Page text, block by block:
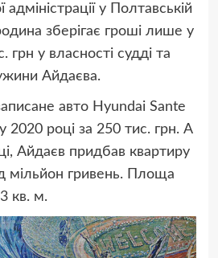
у Полтавській
зберігає гроші лише у
грн у власності судді та
Айдаєва.
авто Hyundai Sante
2020 році за 250 тис. грн. А
Айдаєв придбав квартиру
мільйон гривень. Площа
кв. м.